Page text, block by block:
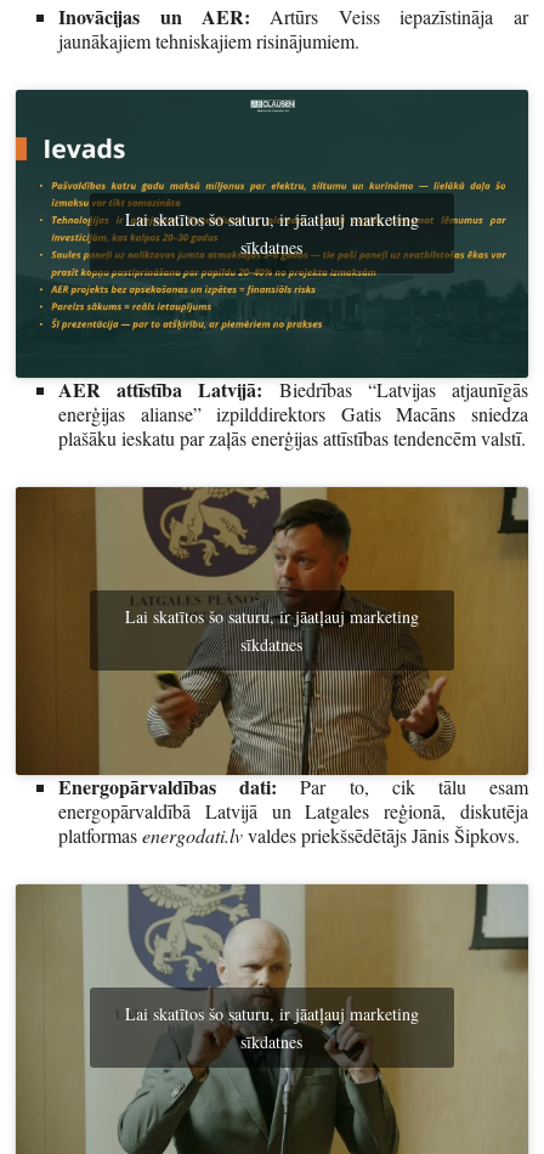
Inovācijas un AER: Artūrs Veiss iepazīstināja ar
jaunākajiem tehniskajiem risinājumiem.
Lai skatītos šo saturu, ir jāatļauj marketing
sīkdatnes
AER attīstība Latvijā: Biedrības “Latvijas atjaunīgās
enerģijas alianse” izpilddirektors Gatis Macāns sniedza
plašāku ieskatu par zaļās enerģijas attīstības tendencēm valstī.
Lai skatītos šo saturu, ir jāatļauj marketing
sīkdatnes
Energopārvaldības dati: Par to, cik tālu esam
energopārvaldībā Latvijā un Latgales reģionā, diskutēja
platformasenergodati.lvvaldes priekšsēdētājs Jānis Šipkovs.
Lai skatītos šo saturu, ir jāatļauj marketing
sīkdatnes